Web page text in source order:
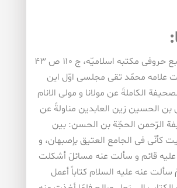
. «بحارالانوار»، طبع حروفى مكتبه اسلاميّه، ج ۱۱۰ ص ۴۳
علامه محمّد تقى مجلسى اوّل اين
الكاملةَ عن مولانا و مولى الانام
الحسين زين العابدين مناولةً عن
الرّحمن الحجّة بن الحسن: بين
كأنّى فى الجامع العتيق بإصبهان، و
عليه قائم و سألت عنه مسائلَ أشكلت
عنه عليه السلام كتاباً أعمل